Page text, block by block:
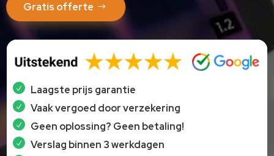
Gratis offerte
Laagste prijs garantie
Vaak vergoed door verzekering
Geen oplossing? Geen betaling!
Verslag binnen 3 werkdagen